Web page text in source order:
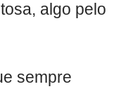
algo pelo
sempre